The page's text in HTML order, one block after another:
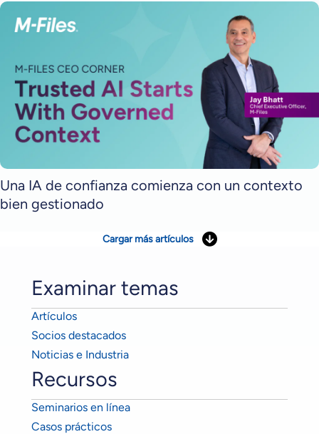
Una IA de confianza comienza con un contexto
bien gestionado
Cargar más artículos
Examinar temas
Artículos
Socios destacados
Noticias e Industria
Recursos
Seminarios en línea
Casos prácticos